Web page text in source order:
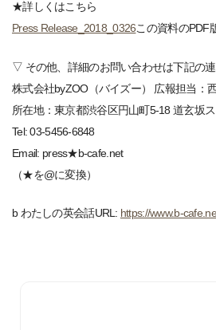
★詳しくはこちら
Press Release_2018_0326この資料のPDF
▽ その他、詳細のお問い合わせは下記の
株式会社byZOO（バイズー） 広報担当：
所在地：東京都渋谷区円山町5-18 道玄坂
Tel: 03-5456-6848
Email: press★b-cafe.net
（★を@に変換）
b わたしの英会話URL: https://www.b-